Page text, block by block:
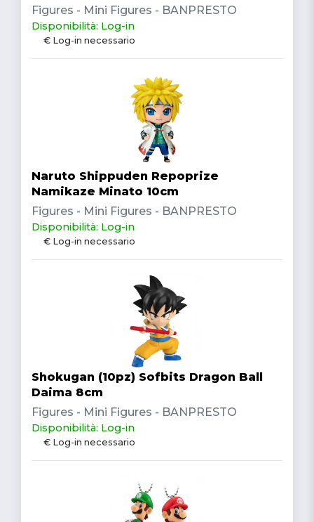
Figures - Mini Figures - BANPRESTO
Disponibilità: Log-in
€ Log-in necessario
Naruto Shippuden Repoprize
Namikaze Minato 10cm
Figures - Mini Figures - BANPRESTO
Disponibilità: Log-in
€ Log-in necessario
Shokugan (10pz) Sofbits Dragon Ball
Daima 8cm
Figures - Mini Figures - BANPRESTO
Disponibilità: Log-in
€ Log-in necessario